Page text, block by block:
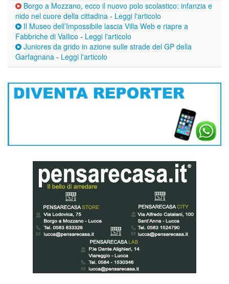
Borgo a Mozzano, ecco il nuovo polo scolastico: infanzia e
nido nel cuore della cittadina - Leggi l'articolo
Il Museo dell’Impossibile lascia Villa Web e riapre a
Fabbriche di Vallico - Leggi l'articolo
Juniores da grido in azione sulle strade del GP della
Garfagnana - Leggi l'articolo